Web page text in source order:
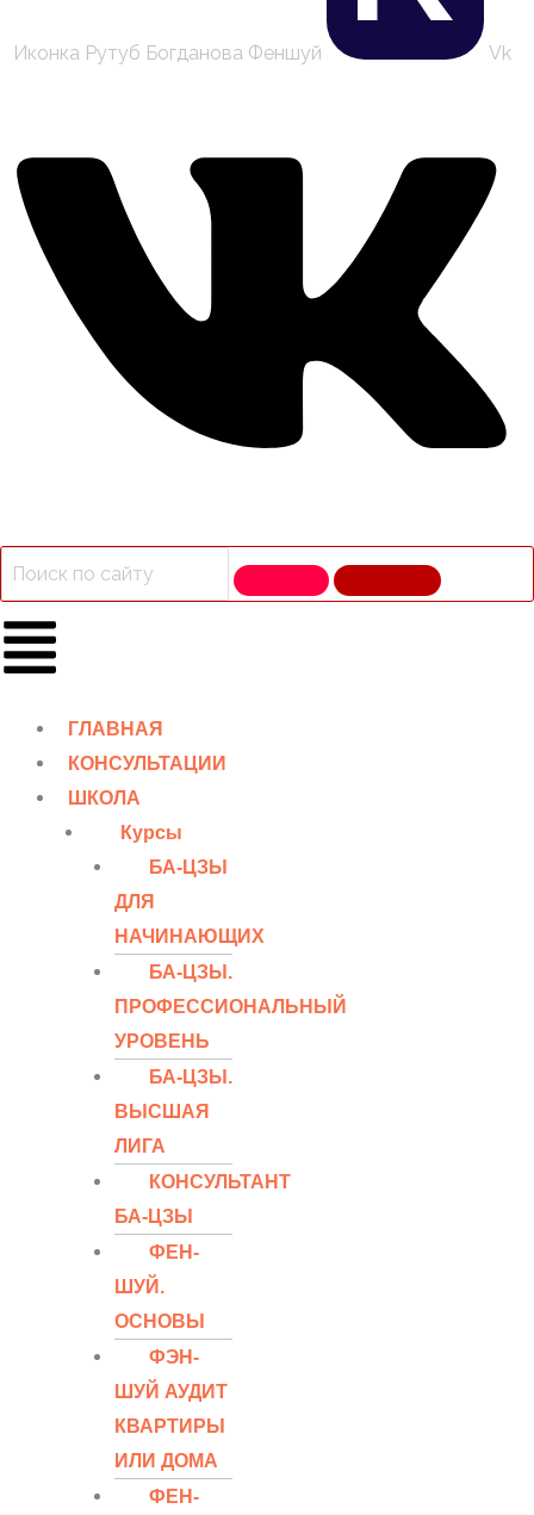
Иконка Рутуб Богданова Феншуй Vk
ГЛАВНАЯ
КОНСУЛЬТАЦИИ
ШКОЛА
Курсы
БА-ЦЗЫ
ДЛЯ
НАЧИНАЮЩИХ
БА-ЦЗЫ.
ПРОФЕССИОНАЛЬНЫЙ
УРОВЕНЬ
БА-ЦЗЫ.
ВЫСШАЯ
ЛИГА
КОНСУЛЬТАНТ
БА-ЦЗЫ
ФЕН-
ШУЙ.
ОСНОВЫ
ФЭН-
ШУЙ АУДИТ
КВАРТИРЫ
ИЛИ ДОМА
ФЕН-